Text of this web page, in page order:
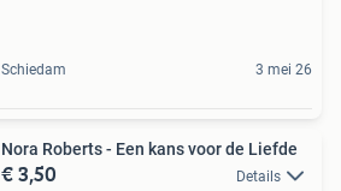
Schiedam 3 mei 26
Nora Roberts - Een kans voor de Liefde
€ 3,50 Details